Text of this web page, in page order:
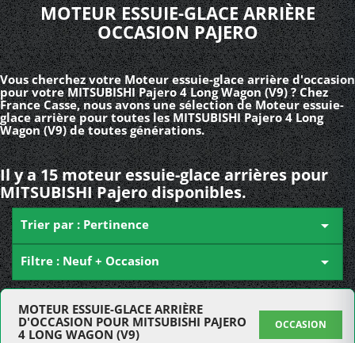
MOTEUR ESSUIE-GLACE ARRIÈRE
OCCASION PAJERO
Vous cherchez votre Moteur essuie-glace arrière d'occasion
pour votre MITSUBISHI Pajero 4 Long Wagon (V9) ? Chez
France Casse, nous avons une sélection de Moteur essuie-
glace arrière pour toutes les MITSUBISHI Pajero 4 Long
Wagon (V9) de toutes générations.
Il y a 15 moteur essuie-glace arrières pour
MITSUBISHI Pajero disponibles.
Trier par : Pertinence 
Filtre : Neuf + Occasion 
MOTEUR ESSUIE-GLACE ARRIÈRE
D'OCCASION POUR MITSUBISHI PAJERO
4 LONG WAGON (V9)
OCCASION